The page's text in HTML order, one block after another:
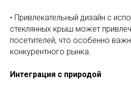
• Привлекательный дизайн с
стеклянных крыш может
посетителей, что особенно
конкурентного рынка.
Интеграция с природой